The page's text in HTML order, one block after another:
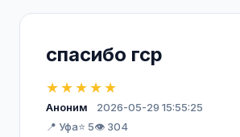
спасибо гср
★★★★★
Аноним
2026-05-29 15:55:25
📍 Уфа⭐ 5👁️ 304